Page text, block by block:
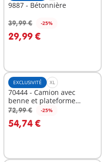
9887 - Bétonnière
39,99 € -25%
29,99 €
Au panier
EXCLUSIVITÉ XL
70444 - Camion avec
benne et plateforme
interchangeables
72,99 € -25%
54,74 €
Au panier